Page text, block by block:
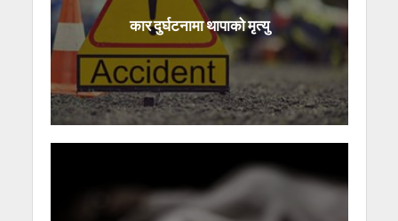
कार दुर्घटनामा थापाको मृत्यु